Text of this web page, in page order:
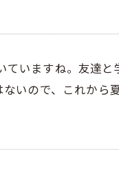
いますね。友達
いので、これから